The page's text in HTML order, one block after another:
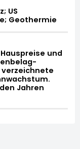
US
Geothermie
und
verzeichnete
Jahren